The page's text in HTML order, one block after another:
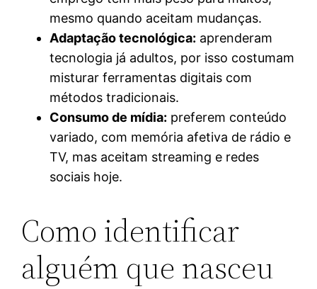
mesmo quando aceitam mudanças.
Adaptação tecnológica: aprenderam
tecnologia já adultos, por isso costumam
misturar ferramentas digitais com
métodos tradicionais.
Consumo de mídia: preferem conteúdo
variado, com memória afetiva de rádio e
TV, mas aceitam streaming e redes
sociais hoje.
Como identificar
alguém que nasceu